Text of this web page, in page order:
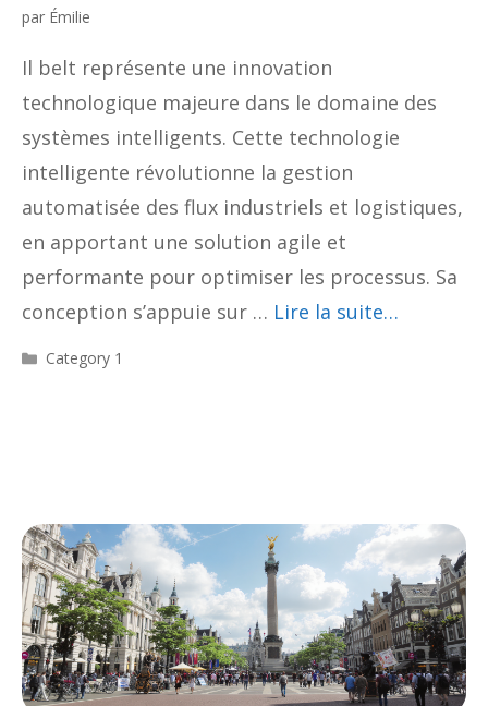
par Émilie
Il belt représente une innovation
technologique majeure dans le domaine des
systèmes intelligents. Cette technologie
intelligente révolutionne la gestion
automatisée des flux industriels et logistiques,
en apportant une solution agile et
performante pour optimiser les processus. Sa
conception s’appuie sur … Lire la suite…
Catégories
Category 1